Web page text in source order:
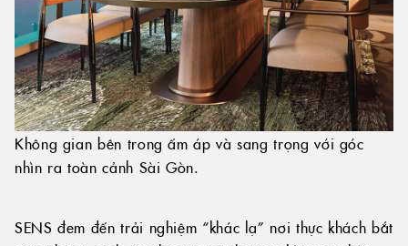
Không gian bên trong ấm áp và sang trọng với góc
nhìn ra toàn cảnh Sài Gòn.
SENS đem đến trải nghiệm “khác lạ” nơi thực khách bắt